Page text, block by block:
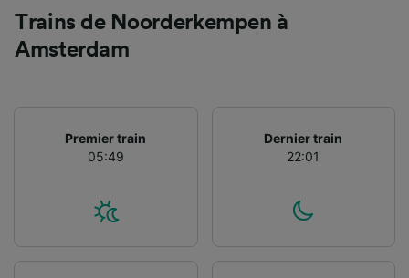
Trains de Noorderkempen à
Amsterdam
Premier train
05:49
Dernier train
22:01